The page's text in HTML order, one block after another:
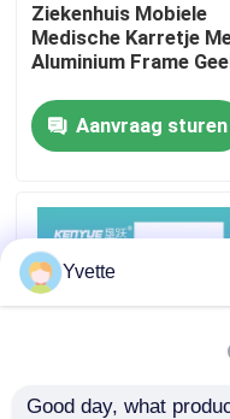
Kwaliteitscontrole
Neem contact met
Gevallen
Obstetrische
Ziekenhuis Mobiele
Medische Karretje
Aluminium Frame
Aanvraag sturen
Yvette
Good day, what